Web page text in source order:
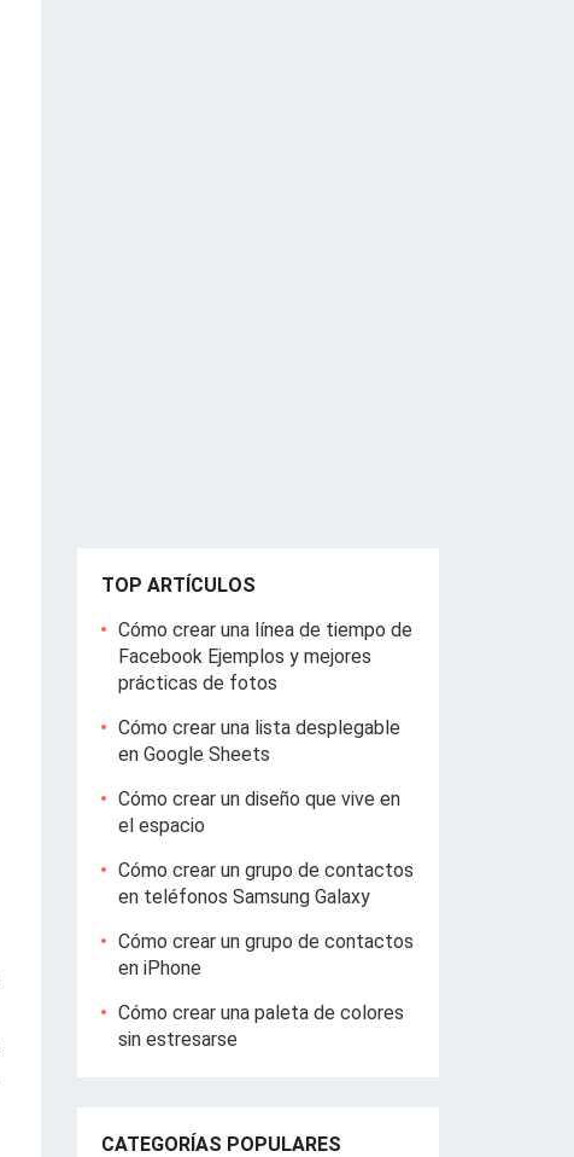
TOP ARTÍCULOS
Cómo crear una línea de tiempo de
Facebook Ejemplos y mejores
prácticas de fotos
Cómo crear una lista desplegable
en Google Sheets
Cómo crear un diseño que vive en
el espacio
Cómo crear un grupo de contactos
en teléfonos Samsung Galaxy
Cómo crear un grupo de contactos
en iPhone
Cómo crear una paleta de colores
sin estresarse
CATEGORÍAS POPULARES